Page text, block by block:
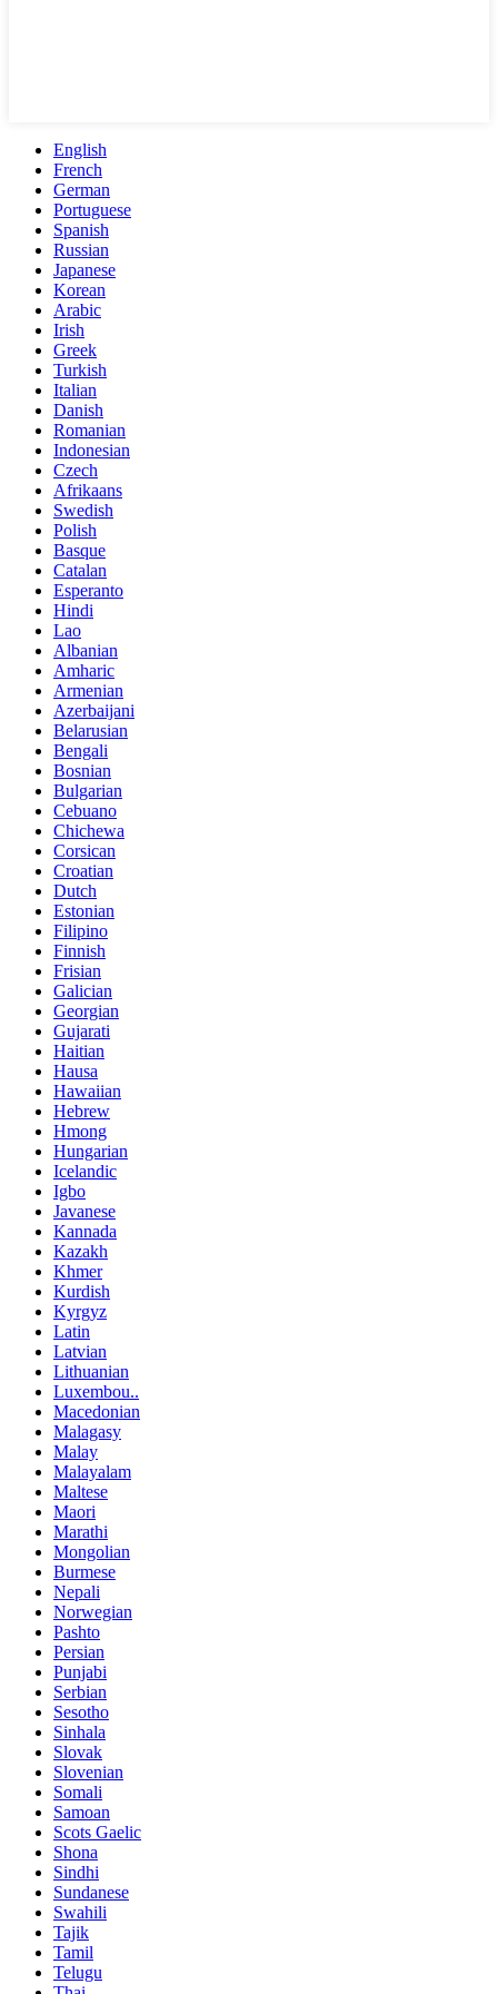
English
French
German
Portuguese
Spanish
Russian
Japanese
Korean
Arabic
Irish
Greek
Turkish
Italian
Danish
Romanian
Indonesian
Czech
Afrikaans
Swedish
Polish
Basque
Catalan
Esperanto
Hindi
Lao
Albanian
Amharic
Armenian
Azerbaijani
Belarusian
Bengali
Bosnian
Bulgarian
Cebuano
Chichewa
Corsican
Croatian
Dutch
Estonian
Filipino
Finnish
Frisian
Galician
Georgian
Gujarati
Haitian
Hausa
Hawaiian
Hebrew
Hmong
Hungarian
Icelandic
Igbo
Javanese
Kannada
Kazakh
Khmer
Kurdish
Kyrgyz
Latin
Latvian
Lithuanian
Luxembou..
Macedonian
Malagasy
Malay
Malayalam
Maltese
Maori
Marathi
Mongolian
Burmese
Nepali
Norwegian
Pashto
Persian
Punjabi
Serbian
Sesotho
Sinhala
Slovak
Slovenian
Somali
Samoan
Scots Gaelic
Shona
Sindhi
Sundanese
Swahili
Tajik
Tamil
Telugu